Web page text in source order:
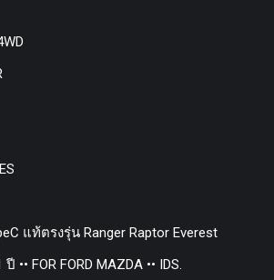
แท้ตรงรุ่น Ranger Raptor Everest
•• FOR FORD MAZDA •• IDS.